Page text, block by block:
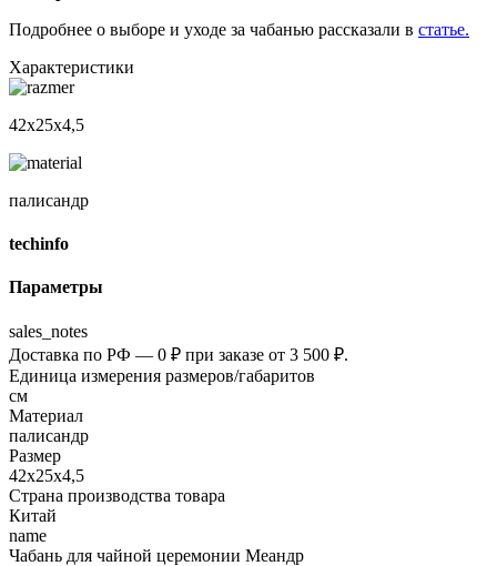
Подробнее о выборе и уходе за чабанью рассказали в статье.
Характеристики
42х25х4,5
палисандр
techinfo
Параметры
sales_notes
Доставка по РФ — 0 ₽ при заказе от 3 500 ₽.
Единица измерения размеров/габаритов
см
Материал
палисандр
Размер
42х25х4,5
Страна производства товара
Китай
name
Чабань для чайной церемонии Меандр